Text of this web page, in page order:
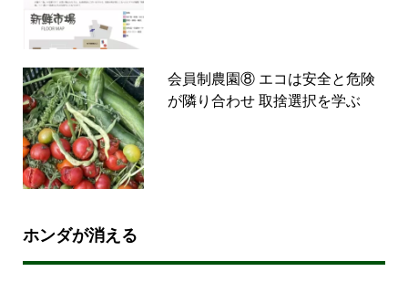
会員制農園⑧ エコは安全と危険
が隣り合わせ 取捨選択を学ぶ
ホンダが消える